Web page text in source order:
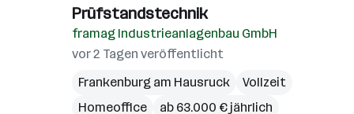
Prüfstandstechnik
framag Industrieanlagenbau GmbH
vor 2 Tagen veröffentlicht
Frankenburg am Hausruck
Vollzeit
Homeoffice
ab 63.000 € jährlich